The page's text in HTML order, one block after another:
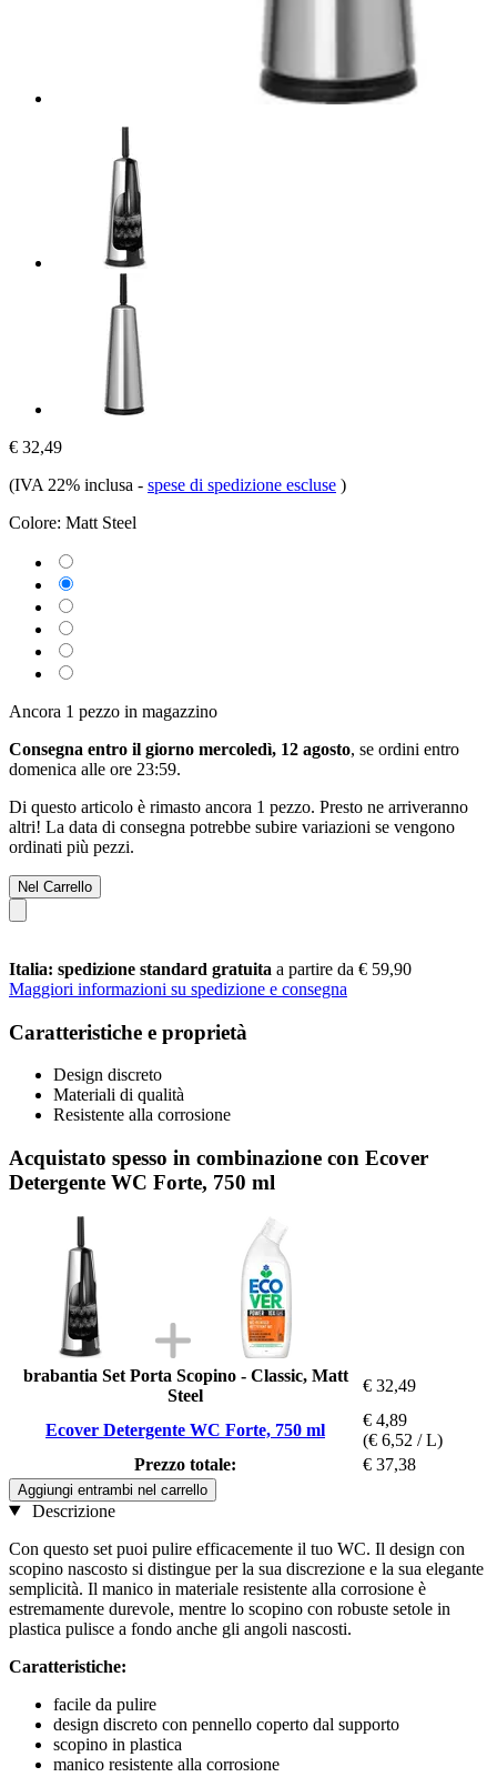
€ 32,49
(IVA 22% inclusa - spese di spedizione escluse )
Colore: Matt Steel
Ancora 1 pezzo in magazzino
Consegna entro il giorno mercoledì, 12 agosto, se ordini entro
domenica alle ore 23:59.
Di questo articolo è rimasto ancora 1 pezzo. Presto ne arriveranno
altri! La data di consegna potrebbe subire variazioni se vengono
ordinati più pezzi.
Nel Carrello
Italia: spedizione standard gratuita a partire da € 59,90
Maggiori informazioni su spedizione e consegna
Caratteristiche e proprietà
Design discreto
Materiali di qualità
Resistente alla corrosione
Acquistato spesso in combinazione con Ecover
Detergente WC Forte, 750 ml
brabantia Set Porta Scopino - Classic, Matt
Steel
€ 32,49
Ecover Detergente WC Forte, 750 ml
€ 4,89
(€ 6,52 / L)
Prezzo totale:
€ 37,38
Aggiungi entrambi nel carrello
Descrizione
Con questo set puoi pulire efficacemente il tuo WC. Il design con
scopino nascosto si distingue per la sua discrezione e la sua elegante
semplicità. Il manico in materiale resistente alla corrosione è
estremamente durevole, mentre lo scopino con robuste setole in
plastica pulisce a fondo anche gli angoli nascosti.
Caratteristiche:
facile da pulire
design discreto con pennello coperto dal supporto
scopino in plastica
manico resistente alla corrosione